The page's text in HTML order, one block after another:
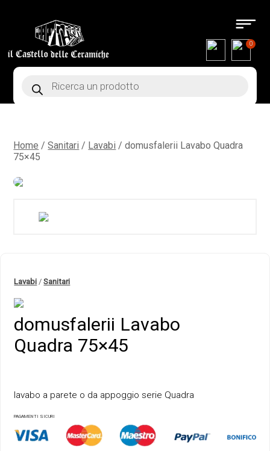
0
Home /Sanitari / Lavabi / domusfalerii Lavabo Quadra
75×45
Lavabi /Sanitari
domusfalerii Lavabo
Quadra 75×45
lavabo a parete o da appoggio serie Quadra
PAGAMENTI SICURI